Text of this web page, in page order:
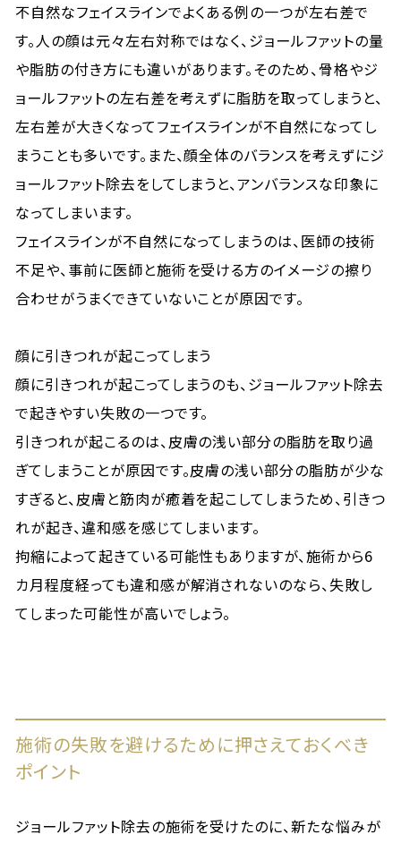
不自然なフェイスラインでよくある例の一つが左右差で
す。人の顔は元々左右対称ではなく、ジョールファットの量
や脂肪の付き方にも違いがあります。そのため、骨格やジ
ョールファットの左右差を考えずに脂肪を取ってしまうと、
左右差が大きくなってフェイスラインが不自然になってし
まうことも多いです。また、顔全体のバランスを考えずにジ
ョールファット除去をしてしまうと、アンバランスな印象に
なってしまいます。
フェイスラインが不自然になってしまうのは、医師の技術
不足や、事前に医師と施術を受ける方のイメージの擦り
合わせがうまくできていないことが原因です。
顔に引きつれが起こってしまう
顔に引きつれが起こってしまうのも、ジョールファット除去
で起きやすい失敗の一つです。
引きつれが起こるのは、皮膚の浅い部分の脂肪を取り過
ぎてしまうことが原因です。皮膚の浅い部分の脂肪が少な
すぎると、皮膚と筋肉が癒着を起こしてしまうため、引きつ
れが起き、違和感を感じてしまいます。
拘縮によって起きている可能性もありますが、施術から6
カ月程度経っても違和感が解消されないのなら、失敗し
てしまった可能性が高いでしょう。
施術の失敗を避けるために押さえておくべき
ポイント
ジョールファット除去の施術を受けたのに、新たな悩みが